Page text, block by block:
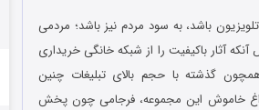
باشد، به سود مردم نیز باشد؛ مردمی
آثار باکیفیت را از شبکه خانگی خریداری
همچون گذشته با حجم بالای تبلیغات چنین
خاموش این مجموعه، فرجامی چون پخش